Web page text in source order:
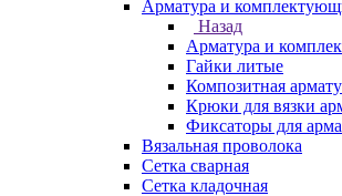
Арматура и
Назад
Арматура и
Гайки литые
Композитная
Крюки для вязки
Фиксаторы для
Вязальная проволока
Сетка сварная
Сетка кладочная